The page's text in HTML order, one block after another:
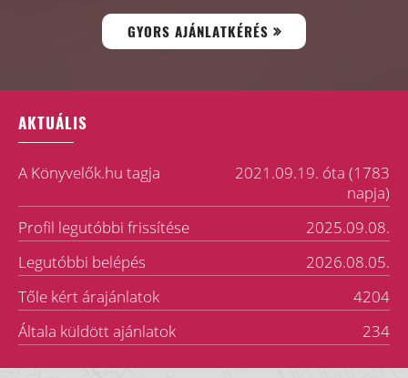
GYORS AJÁNLATKÉRÉS
AKTUÁLIS
A Könyvelők.hu tagja
2021.09.19. óta (1783
napja)
Profil legutóbbi frissítése
2025.09.08.
Legutóbbi belépés
2026.08.05.
Tőle kért árajánlatok
4204
Általa küldött ajánlatok
234